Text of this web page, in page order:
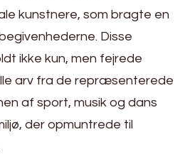
kunstnere, som bragte en
Disse
ikke kun, men fejrede
arv fra de repræsenterede
af sport, musik og dans
der opmuntrede til